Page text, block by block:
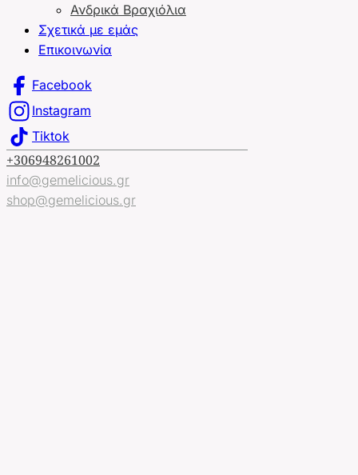
Ανδρικά Βραχιόλια
Σχετικά με εμάς
Επικοινωνία
Facebook
Instagram
Tiktok
+306948261002
info@gemelicious.gr
shop@gemelicious.gr